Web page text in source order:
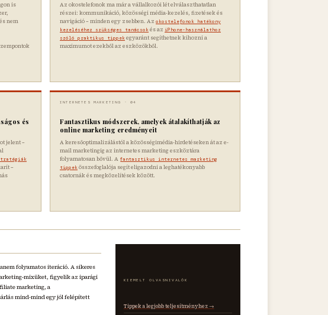
is
nem
Az okostelefonok ma már a vállalkozói lét elválaszthatatlan
részei: kommunikáció, közösségi média-kezelés, fizetések és
navigáció – minden egy zsebben. Az okostelefonok hatékony
kezeléséhez szükséges tanácsok és az iPhone-használathoz
szóló praktikus tippek egyaránt segíthetnek kihozni a
maximumot ezekből az eszközökből.
és
jelent –
–
INTERNETES MARKETING · 04
Fantasztikus módszerek, amelyek átalakíthatják az
online marketing eredményeit
A keresőoptimalizálástól a közösségimédia-hirdetéseken át az e-
mail marketingig az internetes marketing eszköztára
folyamatosan bővül. A fantasztikus internetes marketing
tippek összefoglalója segít eligazodni a leghatékonyabb
csatornák és megközelítések között.
folyamatos iteráció. A sikeres
mixüket, figyelik az iparági
marketing, a
mind-mind egy jól felépített
KIEMELT OLVASNIVALÓK
Tippek a legjobb teljesítményhez →